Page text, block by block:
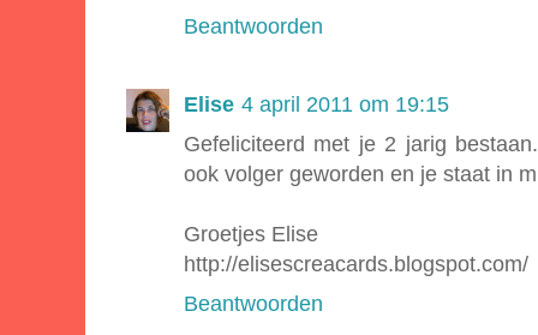
Beantwoorden
Elise 4 april 2011 om 19:15
Gefeliciteerd met je 2 jarig
ook volger geworden en je staat in
Groetjes Elise
http://elisescreacards.blogspot.com/
Beantwoorden